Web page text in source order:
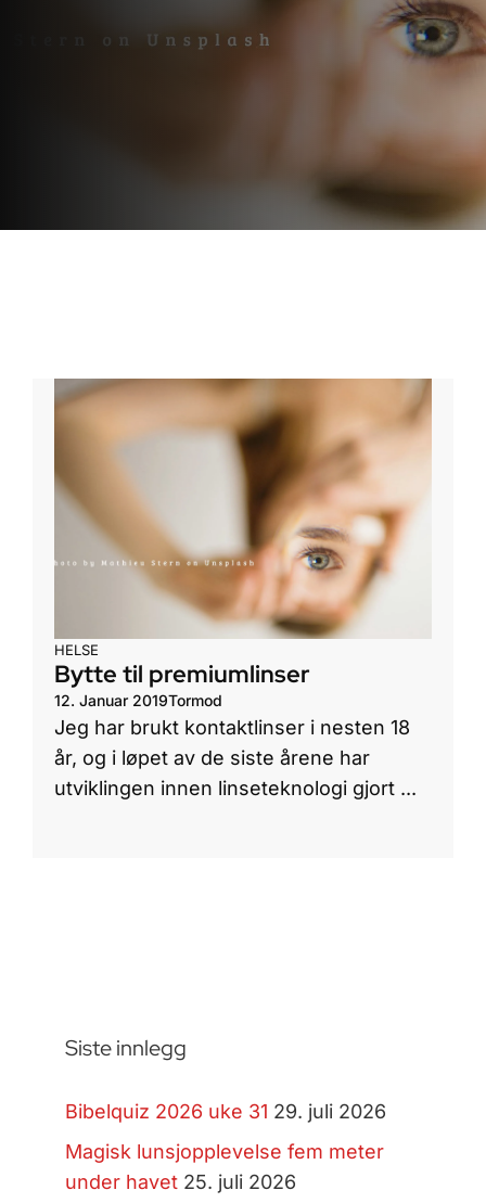
HELSE
Bytte til premiumlinser
12. Januar 2019Tormod
Jeg har brukt kontaktlinser i nesten 18
år, og i løpet av de siste årene har
utviklingen innen linseteknologi gjort ...
Siste innlegg
Bibelquiz 2026 uke 31 29. juli 2026
Magisk lunsjopplevelse fem meter
under havet 25. juli 2026